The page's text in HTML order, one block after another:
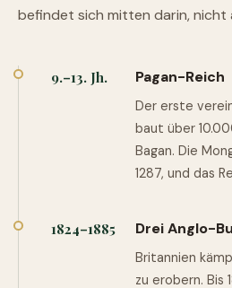
befindet sich mitten darin, nicht
9.–13. Jh. Pagan-Reich
Der erste
baut über
Bagan. Die
1287, und das
1824–1885 Drei Anglo-
Britannien
zu erobern. Bis